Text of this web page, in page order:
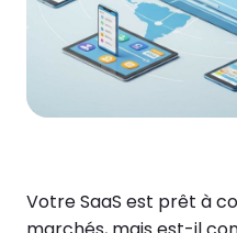
Votre SaaS est prêt à